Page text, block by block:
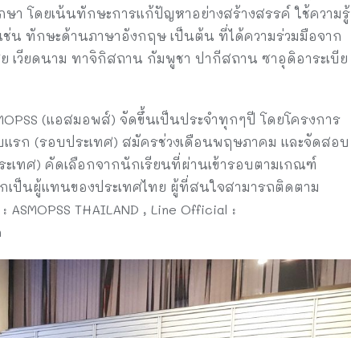
า โดยเน้นทักษะการแก้ปัญหาอย่างสร้างสรรค์ ใช้ความรู้
น ทักษะด้านภาษาอังกฤษ เป็นต้น ที่ได้ความร่วมมือจาก
เวียดนาม ทาจิกิสถาน กัมพูชา ปากีสถาน ซาอุดิอาระเบีย
(แอสมอพส์) จัดขึ้นเป็นประจำทุกๆปี โดยโครงการ
แรก (รอบประเทศ) สมัครช่วงเดือนพฤษภาคม และจัดสอบ
ทศ) คัดเลือกจากนักเรียนที่ผ่านเข้ารอบตามเกณฑ์
เป็นผู้แทนของประเทศไทย ผู้ที่สนใจสามารถติดตาม
THAILAND , Line Official :